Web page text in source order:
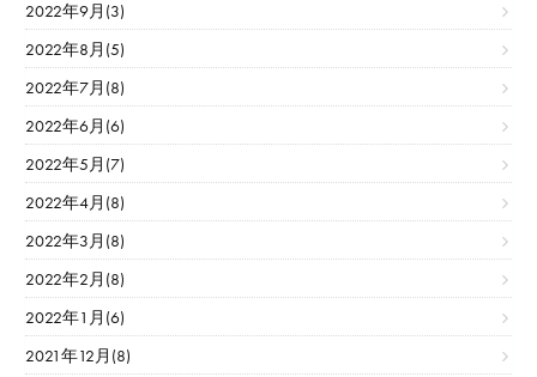
2022年9月(3)
2022年8月(5)
2022年7月(8)
2022年6月(6)
2022年5月(7)
2022年4月(8)
2022年3月(8)
2022年2月(8)
2022年1月(6)
2021年12月(8)